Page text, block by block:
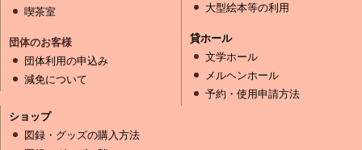
喫茶室
団体のお客様
団体利用の申込み
減免について
大型絵本等の利用
貸ホール
文学ホール
メルヘンホール
予約・使用申請方法
ショップ
図録・グッズの購入方法